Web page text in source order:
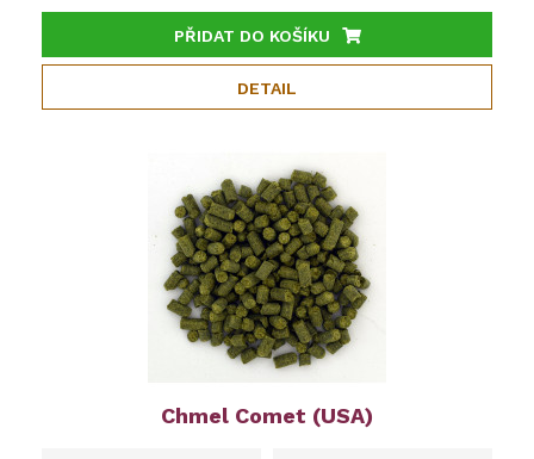
PŘIDAT DO KOŠÍKU
DETAIL
Chmel Comet (USA)